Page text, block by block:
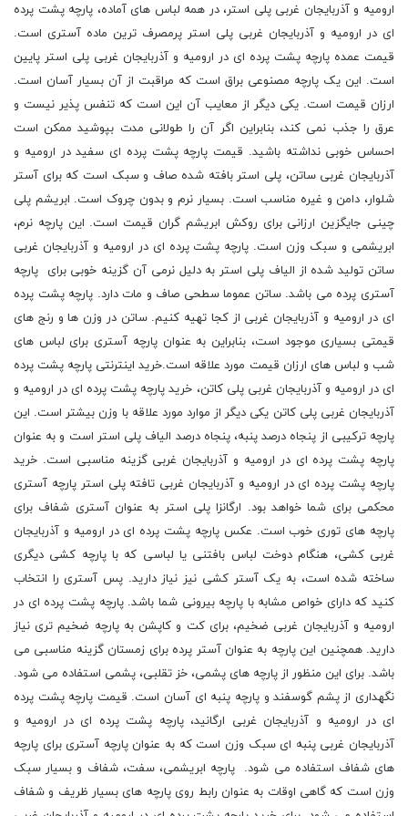
ارومیه و آذربایجان غربی پلی استر، در همه لباس های آماده، پارچه پشت پرده
ای در ارومیه و آذربایجان غربی پلی استر پرمصرف ترین ماده آستری است.
قیمت عمده پارچه پشت پرده ای در ارومیه و آذربایجان غربی پلی استر پایین
است. این یک پارچه مصنوعی براق است که مراقبت از آن بسیار آسان است.
ارزان قیمت است. یکی دیگر از معایب آن این است که تنفس پذیر نیست و
عرق را جذب نمی کند، بنابراین اگر آن را طولانی مدت بپوشید ممکن است
احساس خوبی نداشته باشید. قیمت پارچه پشت پرده ای سفید در ارومیه و
آذربایجان غربی ساتن، پلی استر بافته شده صاف و سبک است که برای آستر
شلوار، دامن و غیره مناسب است. بسیار نرم و بدون چروک است. ابریشم پلی
چینی جایگزین ارزانی برای روکش ابریشم گران قیمت است. این پارچه نرم،
ابریشمی و سبک وزن است. پارچه پشت پرده ای در ارومیه و آذربایجان غربی
ساتن تولید شده از الیاف پلی استر به دلیل نرمی آن گزینه خوبی برای پارچه
آستری پرده می باشد. ساتن عموما سطحی صاف و مات دارد. پارچه پشت پرده
ای در ارومیه و آذربایجان غربی از کجا تهیه کنیم. ساتن در وزن ها و رنج های
قیمتی بسیاری موجود است، بنابراین به عنوان پارچه آستری برای لباس های
شب و لباس های ارزان قیمت مورد علاقه است.خرید اینترنتی پارچه پشت پرده
ای در ارومیه و آذربایجان غربی پلی کاتن، خرید پارچه پشت پرده ای در ارومیه و
آذربایجان غربی پلی کاتن یکی دیگر از موارد مورد علاقه با وزن بیشتر است. این
پارچه ترکیبی از پنجاه درصد پنبه، پنجاه درصد الیاف پلی استر است و به عنوان
پارچه پشت پرده ای در ارومیه و آذربایجان غربی گزینه مناسبی است. خرید
پارچه پشت پرده ای در ارومیه و آذربایجان غربی تافته پلی استر پارچه آستری
محکمی برای شما خواهد بود. ارگانزا پلی استر به عنوان آستری شفاف برای
پارچه های توری خوب است. عکس پارچه پشت پرده ای در ارومیه و آذربایجان
غربی کشی، هنگام دوخت لباس بافتنی یا لباسی که با پارچه کشی دیگری
ساخته شده است، به یک آستر کشی نیز نیاز دارید. پس آستری را انتخاب
کنید که دارای خواص مشابه با پارچه بیرونی شما باشد. پارچه پشت پرده ای در
ارومیه و آذربایجان غربی ضخیم، برای کت و کاپشن به پارچه ضخیم تری نیاز
دارید. همچنین این پارچه به عنوان آستر پرده برای زمستان گزینه مناسبی می
باشد. برای این منظور از پارچه های پشمی، خز تقلبی، پشمی استفاده می شود.
نگهداری از پشم گوسفند و پارچه پنبه ای آسان است. قیمت پارچه پشت پرده
ای در ارومیه و آذربایجان غربی ارگانید، پارچه پشت پرده ای در ارومیه و
آذربایجان غربی پنبه ای سبک وزن است که به عنوان پارچه آستری برای پارچه
های شفاف استفاده می شود. پارچه ابریشمی، سفت، شفاف و بسیار سبک
وزن است که گاهی اوقات به عنوان رابط روی پارچه های بسیار ظریف و شفاف